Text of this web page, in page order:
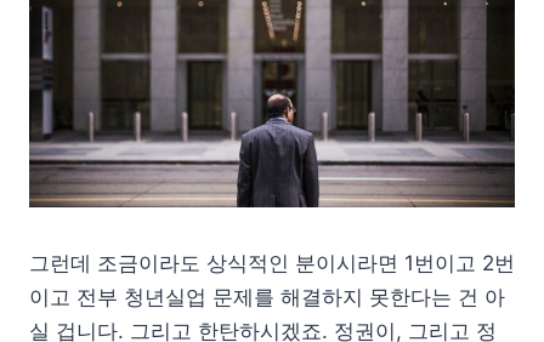
그런데 조금이라도 상식적인 분이시라면 1번이고 2번
이고 전부 청년실업 문제를 해결하지 못한다는 건 아
실 겁니다. 그리고 한탄하시겠죠. 정권이, 그리고 정